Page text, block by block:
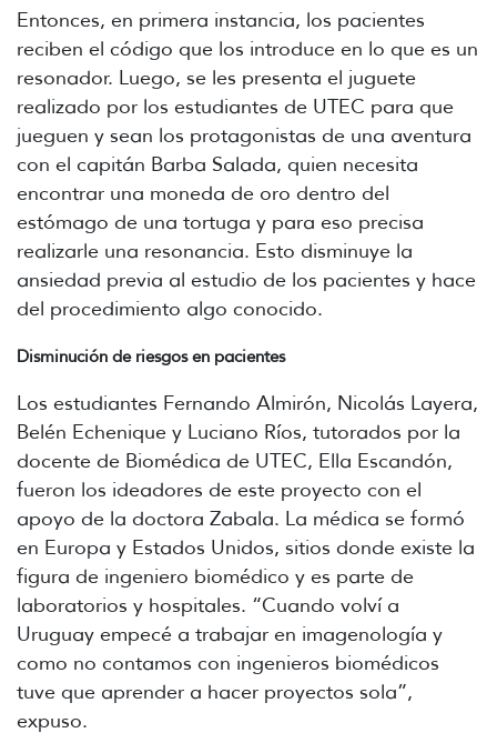
Entonces, en primera instancia, los pacientes
reciben el código que los introduce en lo que es un
resonador. Luego, se les presenta el juguete
realizado por los estudiantes de UTEC para que
jueguen y sean los protagonistas de una aventura
con el capitán Barba Salada, quien necesita
encontrar una moneda de oro dentro del
estómago de una tortuga y para eso precisa
realizarle una resonancia. Esto disminuye la
ansiedad previa al estudio de los pacientes y hace
del procedimiento algo conocido.
Disminución de riesgos en pacientes
Los estudiantes Fernando Almirón, Nicolás Layera,
Belén Echenique y Luciano Ríos, tutorados por la
docente de Biomédica de UTEC, Ella Escandón,
fueron los ideadores de este proyecto con el
apoyo de la doctora Zabala. La médica se formó
en Europa y Estados Unidos, sitios donde existe la
figura de ingeniero biomédico y es parte de
laboratorios y hospitales. “Cuando volví a
Uruguay empecé a trabajar en imagenología y
como no contamos con ingenieros biomédicos
tuve que aprender a hacer proyectos sola”,
expuso.